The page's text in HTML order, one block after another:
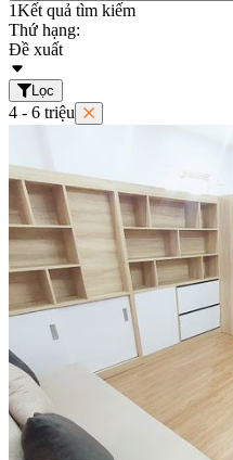
1Kết quả tìm kiếm
Thứ hạng:
Đề xuất
Lọc
4 - 6 triệu